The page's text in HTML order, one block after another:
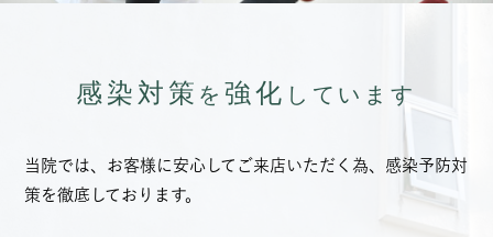
感染対策 を 強化 しています
当院では、お客様に安心してご来店いただく為、感染予防対
策を徹底しております。